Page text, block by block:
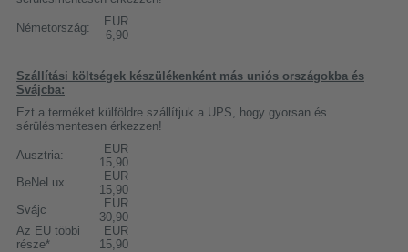
Németország:
EUR
6,90
Szállítási költségek készülékenként más uniós országokba és
Svájcba:
Ezt a terméket külföldre szállítjuk a UPS, hogy gyorsan és
sérülésmentesen érkezzen!
Ausztria:
EUR
15,90
BeNeLux
EUR
15,90
Svájc
EUR
30,90
Az EU többi
része*
EUR
15,90